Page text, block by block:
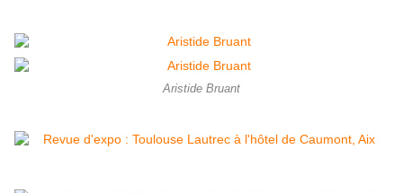
Aristide Bruant